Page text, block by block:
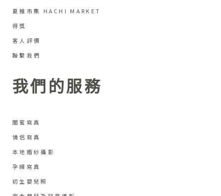
夏稚市集 HACHI MARKET
得獎
客人評價
聯繫我們
我們的服務
閨蜜寫真
情侶寫真
本地婚紗攝影
孕婦寫真
初生嬰兒照